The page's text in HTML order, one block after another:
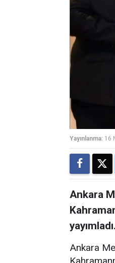
Yayınlanma: 16
Ankara
yayımladı.
Ankara